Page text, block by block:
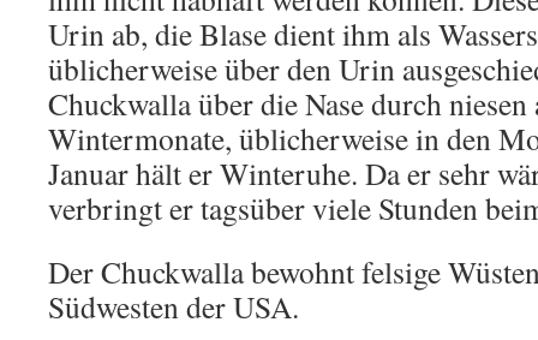
Urin ab, die Blase dient ihm als
üblicherweise über den Urin
Chuckwalla über die Nase durch
Wintermonate, üblicherweise in den
Januar hält er Winteruhe. Da er sehr
verbringt er tagsüber viele Stunden
Der Chuckwalla bewohnt felsige
Südwesten der USA.